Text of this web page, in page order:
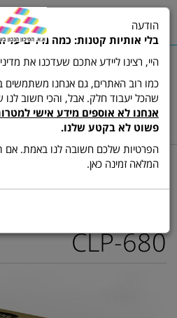
שרות לקוחות
תפריט
דף בית מתכלים (טונרים ודיו) טונר צבע מקורי
CLP-680
הודעה
בלי אותיות קטנות: כמה מילים על
היי, רצינו ליידע אתכם שעדכנו את
שהכל יעבוד חלק. אבל, והכי חשוב לנו
אנחנו לא אוספים מידע אישי
פשוט לא בקטע שלנו.
הפרטיות שלכם חשובה לנו באמת. אם
המלאה זמינה כאן.